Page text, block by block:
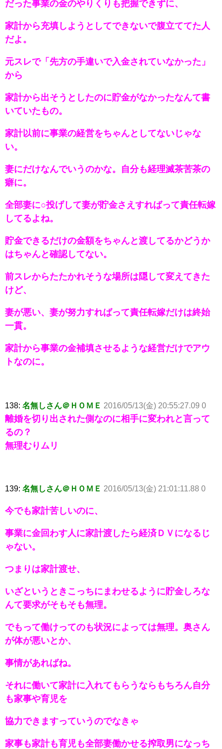
だった事業の金のやりくりも把握できずに、
家計から充填しようとしてできないで腹立ててた人
だよ。
元スレで「先方の手違いで入金されていなかった」
から
家計から出そうとしたのに貯金がなかったなんて書
いていたもの。
家計以前に事業の経営をちゃんとしてないじゃな
い。
妻にだけなんでいうのかな。自分も経理滅茶苦茶の
癖に。
全部妻に○投げして妻が貯金さえすればって責任転嫁
してるよね。
貯金できるだけの金額をちゃんと渡してるかどうか
はちゃんと確認してない。
前スレからたたかれそうな場所は隠して変えてきた
けど、
妻が悪い、妻が努力すればって責任転嫁だけは終始
一貫。
家計から事業の金補填させるような経営だけでアウ
トなのに。
138: 名無しさん＠ＨＯＭＥ 2016/05/13(金) 20:55:27.09 0
離婚を切り出された側なのに相手に変われと言って
るの？
無理むりムリ
139: 名無しさん＠ＨＯＭＥ 2016/05/13(金) 21:01:11.88 0
今でも家計苦しいのに、
事業に金回わす人に家計渡したら経済ＤＶになるじ
ゃない。
つまりは家計渡せ、
いざというときこっちにまわせるように貯金しろな
んて要求がそもそも無理。
でもって働けってのも状況によっては無理。奥さん
が体が悪いとか、
事情があればね。
それに働いて家計に入れてもらうならもちろん自分
も家事や育児を
協力できますっていうのでなきゃ
家事も家計も育児も全部妻働かせる搾取男になっち